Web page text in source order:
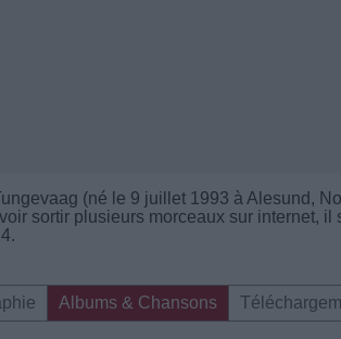
(né le 9 juillet 1993 à Alesund,
sortir plusieurs morceaux sur internet,
Albums & Chansons